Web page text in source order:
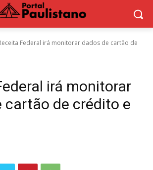
Federal irá monitorar dados de cartão de
irá monitorar
cartão de crédito e